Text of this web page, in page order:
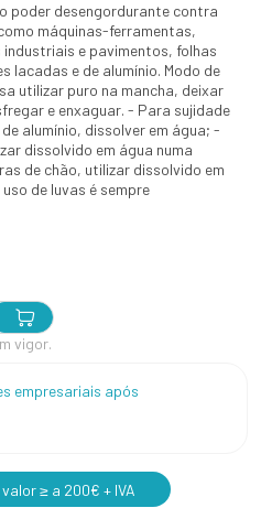
poder desengordurante contra
máquinas-ferramentas,
e pavimentos, folhas
lacadas e de alumínio. Modo de
utilizar puro na mancha, deixar
e enxaguar. - Para sujidade
alumínio, dissolver em água; -
dissolvido em água numa
de chão, utilizar dissolvido em
de luvas é sempre
vigor.
empresariais após
≥ a 200€ + IVA